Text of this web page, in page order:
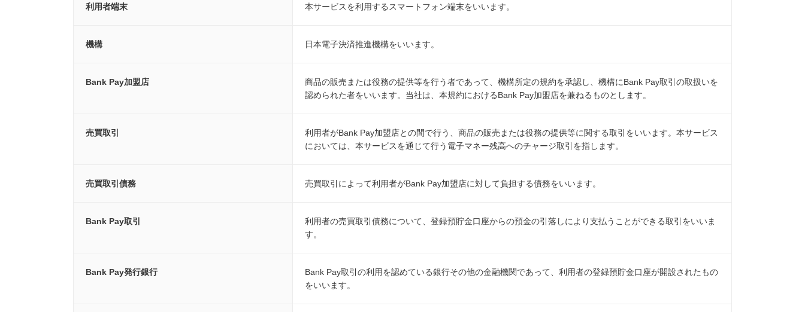
利用者端末 本サービスを利用するスマートフォン端末をいいます。
機構 日本電子決済推進機構をいいます。
Bank Pay加盟店
商品の販売または役務の提供等を行う者であって、機構所定の規約を承認し、機構にBank Pay取引の取扱いを
認められた者をいいます。当社は、本規約におけるBank Pay加盟店を兼ねるものとします。
売買取引
利用者がBank Pay加盟店との間で行う、商品の販売または役務の提供等に関する取引をいいます。本サービス
においては、本サービスを通じて行う電子マネー残高へのチャージ取引を指します。
売買取引債務 売買取引によって利用者がBank Pay加盟店に対して負担する債務をいいます。
Bank Pay取引
利用者の売買取引債務について、登録預貯金口座からの預金の引落しにより支払うことができる取引をいいま
す。
Bank Pay発行銀行
Bank Pay取引の利用を認めている銀行その他の金融機関であって、利用者の登録預貯金口座が開設されたもの
をいいます。